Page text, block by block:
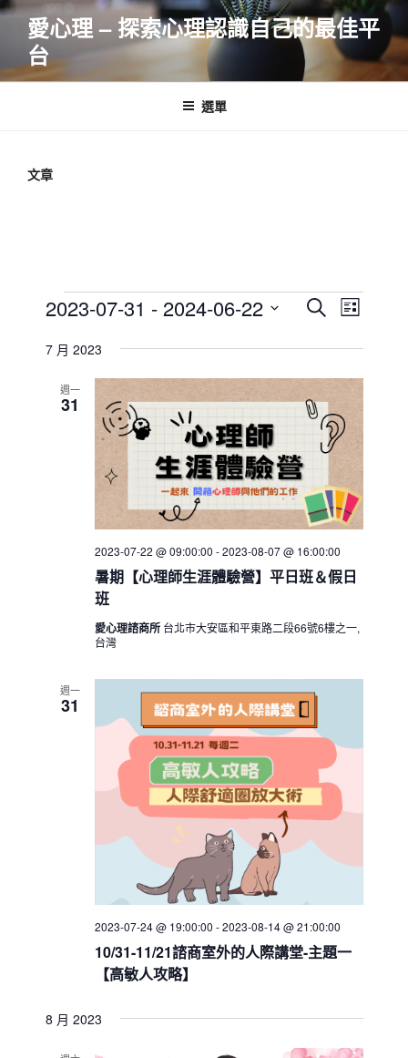
跳
要
愛心理 – 探索心理認識自己的最佳平
台
選單
文章
Events
E
e
n
t
S
e
a
r
c
h
n
V
i
e
s
N
a
g
a
o
n
S
a
h
E
e
n
t
i
e
w
s
N
v
g
L
t
2023-07-31 - 2024-06-22
e
7 月 2023
週一
31
暑期【心理師生涯體驗營】平日班＆假日
班
2023-07-22 @ 09:00:00 -2023-08-07 @ 16:00:00
愛心理諮商所 台北市大安區和平東路二段66號6樓之一,
台灣
週一
31
10/31-11/21諮商室外的人際講堂-主題一
【高敏人攻略】
2023-07-24 @ 19:00:00 -2023-08-14 @ 21:00:00
8 月 2023